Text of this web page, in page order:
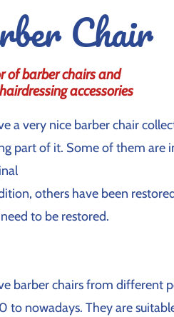
Chair
of barber chairs and
accessories
a very nice barber chair
part of it. Some of them are
others have been
to be restored.
barber chairs from different
to nowadays. They are